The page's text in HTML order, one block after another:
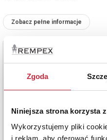
Zgoda
Niniejsza strona korzysta
Wykorzystujemy pliki
i reklam, aby oferować
Zobacz pełne informacje